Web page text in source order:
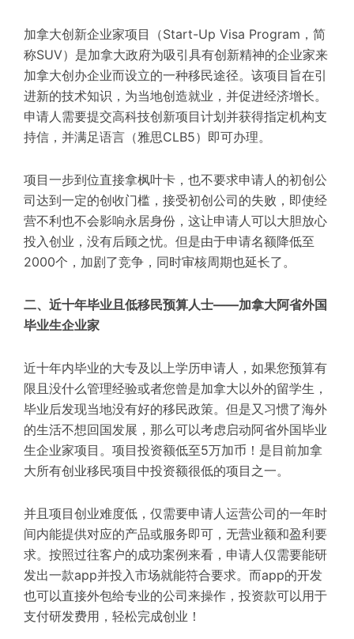
加拿大创新企业家项目（Start-Up Visa Program，简
称SUV）是加拿大政府为吸引具有创新精神的企业家来
加拿大创办企业而设立的一种移民途径。该项目旨在引
进新的技术知识，为当地创造就业，并促进经济增长。
申请人需要提交高科技创新项目计划并获得指定机构支
持信，并满足语言（雅思CLB5）即可办理。
项目一步到位直接拿枫叶卡，也不要求申请人的初创公
司达到一定的创收门槛，接受初创公司的失败，即使经
营不利也不会影响永居身份，这让申请人可以大胆放心
投入创业，没有后顾之忧。但是由于申请名额降低至
2000个，加剧了竞争，同时审核周期也延长了。
二、近十年毕业且低移民预算人士——加拿大阿省外国
毕业生企业家
近十年内毕业的大专及以上学历申请人，如果您预算有
限且没什么管理经验或者您曾是加拿大以外的留学生，
毕业后发现当地没有好的移民政策。但是又习惯了海外
的生活不想回国发展，那么可以考虑启动阿省外国毕业
生企业家项目。项目投资额低至5万加币！是目前加拿
大所有创业移民项目中投资额很低的项目之一。
并且项目创业难度低，仅需要申请人运营公司的一年时
间内能提供对应的产品或服务即可，无营业额和盈利要
求。按照过往客户的成功案例来看，申请人仅需要能研
发出一款app并投入市场就能符合要求。而app的开发
也可以直接外包给专业的公司来操作，投资款可以用于
支付研发费用，轻松完成创业！